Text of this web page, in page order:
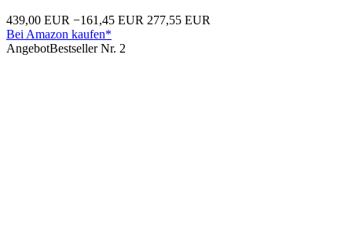
439,00 EUR −161,45 EUR 277,55 EUR
Bei Amazon kaufen*
AngebotBestseller Nr. 2